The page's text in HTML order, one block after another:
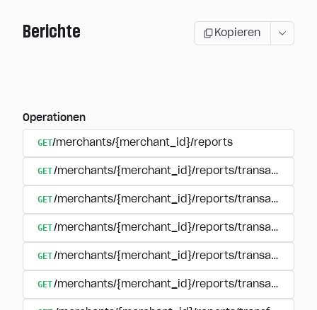
Berichte Kopieren
Operationen
GET/merchants/{merchant_id}/reports
GET/merchants/{merchant_id}/reports/transactions/
GET/merchants/{merchant_id}/reports/transactions/
GET/merchants/{merchant_id}/reports/transactions/
GET/merchants/{merchant_id}/reports/transactions/
GET/merchants/{merchant_id}/reports/transactions/